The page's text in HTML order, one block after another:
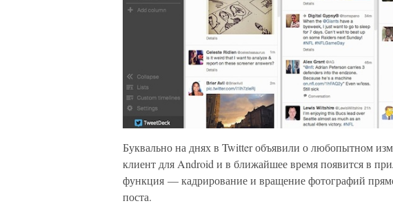
Буквально на днях в Twitter объявили о любопытном
клиент для Android и в ближайшее время появится в
функция — кадрирование и вращение фотографий
поста.